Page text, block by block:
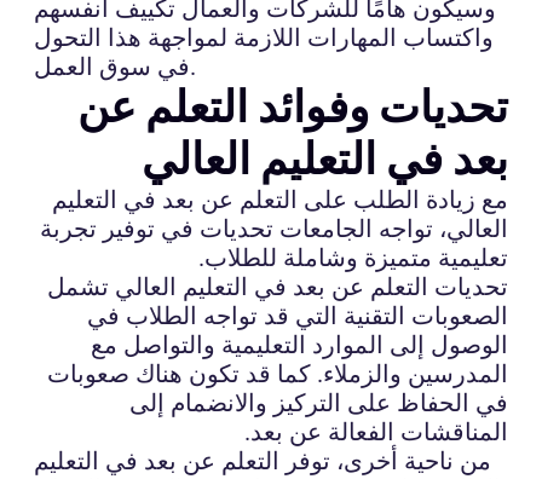
وسيكون هامًا للشركات والعمال تكييف أنفسهم
واكتساب المهارات اللازمة لمواجهة هذا التحول
في سوق العمل.
تحديات وفوائد التعلم عن
بعد في التعليم العالي
مع زيادة الطلب على التعلم عن بعد في التعليم
العالي، تواجه الجامعات تحديات في توفير تجربة
تعليمية متميزة وشاملة للطلاب.
تحديات التعلم عن بعد في التعليم العالي تشمل
الصعوبات التقنية التي قد تواجه الطلاب في
الوصول إلى الموارد التعليمية والتواصل مع
المدرسين والزملاء. كما قد تكون هناك صعوبات
في الحفاظ على التركيز والانضمام إلى
المناقشات الفعالة عن بعد.
من ناحية أخرى، توفر التعلم عن بعد في التعليم